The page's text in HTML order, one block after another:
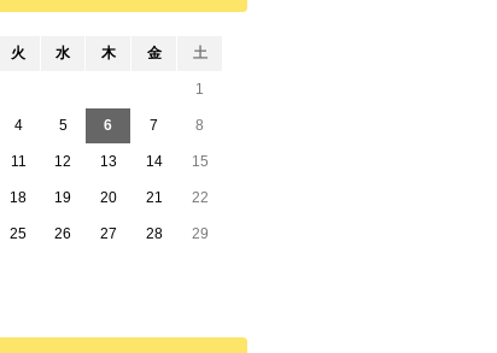
火 水 木 金 土
1
4 5 6 7 8
11 12 13 14 15
18 19 20 21 22
25 26 27 28 29